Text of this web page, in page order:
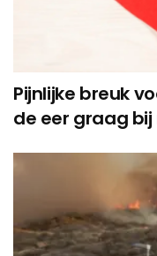
Pijnlijke breuk
de eer graag bij